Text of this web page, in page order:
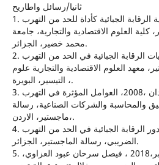
ثانيا/رسائل واطاريح
1. مبروك ،غزوة ، 2016، فعالية الرقابة الجبائية كأداة للحد من التهرب
العلوم الاقتصادية والتجارية، جامعة
محمد خضير، الجزائر.
2. فريدة ، بوسبعين ، 2012، تقنيات الرقابة الجبائية في الحد من التهرب
معهد العلوم الاقتصادية والتجارية علوم
التيسير، البويرة ،.
3. أبوسنينة ،طارق حمدي حمدان ،2008، العوامل المؤثرة في التهرب
والمحاسبة والشركات الصناعية، رسالة
ماجستير، الاردن،.
4. آمنة ،حمداوي،2018، دور الرقابة الجبائية في الحد من التهرب
الضريبي، رسالة الماجستير، الجزائر.
5. العتابي، د. حسين عاشور جبر،2018 ، فيصل سرحان عبود العزاوي،